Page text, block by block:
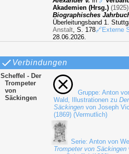
Akademien (Hrsg.) (1925)
Biographisches
Überleitungsband 1.
Anstalt, S. 178🔗Externe
28.06.2026.
Verbindungen
Scheffel - Der
Trompeter
von
Säckingen
Gruppe: Anton
Wald, Illustrationen zu
Säckingen von Joseph
(1869) (Vermutlich)
Serie: Anton von
Trompeter von Säckingen